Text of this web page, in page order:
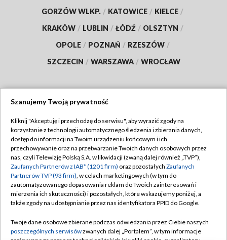
GORZÓW WLKP. / KATOWICE / KIELCE /
KRAKÓW / LUBLIN / ŁÓDŹ / OLSZTYN /
OPOLE / POZNAŃ / RZESZÓW /
SZCZECIN / WARSZAWA / WROCŁAW
TVP
Abonament TVP
Emisja w TVP
Centrum informacji TVP
Naziemna Telewizja Cyfrowa
Rada Programowa
Regulamin TVP
Polityka prywatności
Moje zgody
Pomoc
Kontakt
Szanujemy Twoją prywatność
Kliknij "Akceptuję i przechodzę do serwisu", aby wyrazić zgody na
korzystanie z technologii automatycznego śledzenia i zbierania danych,
dostęp do informacji na Twoim urządzeniu końcowym i ich
przechowywanie oraz na przetwarzanie Twoich danych osobowych przez
nas, czyli Telewizję Polską S.A. w likwidacji (zwaną dalej również „TVP”),
Zaufanych Partnerów z IAB* (1201 firm) oraz pozostałych Zaufanych
Partnerów TVP (93 firm), w celach marketingowych (w tym do
zautomatyzowanego dopasowania reklam do Twoich zainteresowań i
mierzenia ich skuteczności) i pozostałych, które wskazujemy poniżej, a
także zgody na udostępnianie przez nas identyfikatora PPID do Google.
Twoje dane osobowe zbierane podczas odwiedzania przez Ciebie naszych
poszczególnych serwisówzwanych dalej „Portalem”, w tym informacje